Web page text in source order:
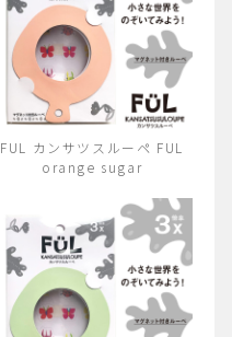
FUL カンサツスルーペ FUL
orange sugar